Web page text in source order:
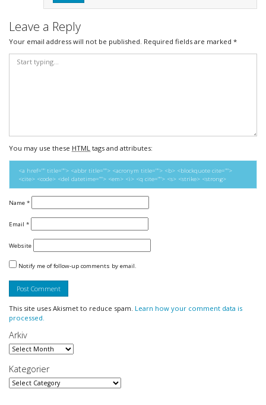
Leave a Reply
Your email address will not be published. Required fields are marked *
You may use these HTML tags and attributes:
<a href="" title=""> <abbr title=""> <acronym title=""> <b> <blockquote cite="">
<cite> <code> <del datetime=""> <em> <i> <q cite=""> <s> <strike> <strong>
Name *
Email *
Website
Notify me of follow-up comments by email.
This site uses Akismet to reduce spam. Learn how your comment data is
processed.
Arkiv
Arkiv
Kategorier
Kategorier